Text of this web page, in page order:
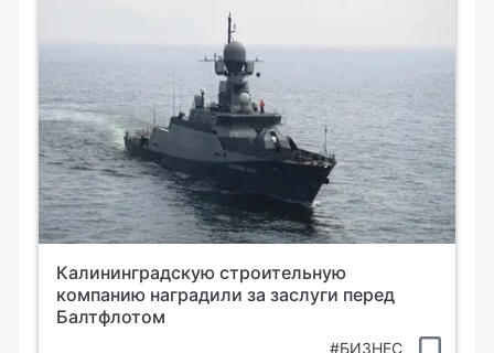
Калининградскую строительную
компанию наградили за заслуги перед
Балтфлотом
#БИЗНЕС